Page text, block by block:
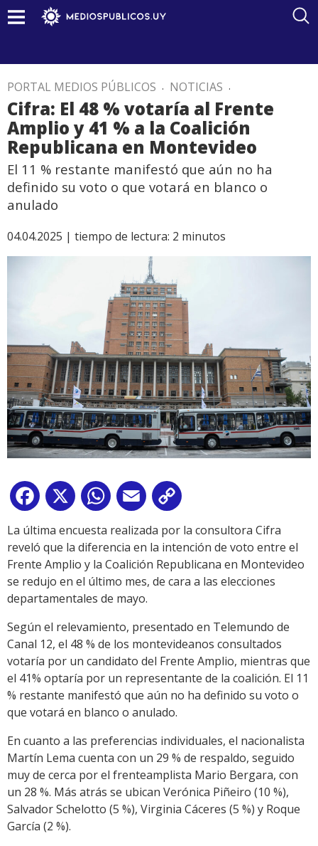
PORTAL MEDIOS PÚBLICOS . NOTICIAS .
Cifra: El 48 % votaría al Frente
Amplio y 41 % a la Coalición
Republicana en Montevideo
El 11 % restante manifestó que aún no ha
definido su voto o que votará en blanco o
anulado
04.04.2025 | tiempo de lectura: 2 minutos
Facebook
X WhatsApp
Email
Link
La última encuesta realizada por la consultora Cifra
reveló que la diferencia en la intención de voto entre el
Frente Amplio y la Coalición Republicana en Montevideo
se redujo en el último mes, de cara a las elecciones
departamentales de mayo.
Según el relevamiento, presentado en Telemundo de
Canal 12, el 48 % de los montevideanos consultados
votaría por un candidato del Frente Amplio, mientras que
el 41% optaría por un representante de la coalición. El 11
% restante manifestó que aún no ha definido su voto o
que votará en blanco o anulado.
En cuanto a las preferencias individuales, el nacionalista
Martín Lema cuenta con un 29 % de respaldo, seguido
muy de cerca por el frenteamplista Mario Bergara, con
un 28 %. Más atrás se ubican Verónica Piñeiro (10 %),
Salvador Schelotto (5 %), Virginia Cáceres (5 %) y Roque
García (2 %).